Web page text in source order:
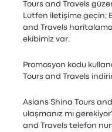
Tours and Travels
Lütfen iletişime geçin;
and Travels
ekibimiz var.
Promosyon kodu
Tours and Travels
Asians Shina Tours
ulaşmanız mı
and Travels telefon